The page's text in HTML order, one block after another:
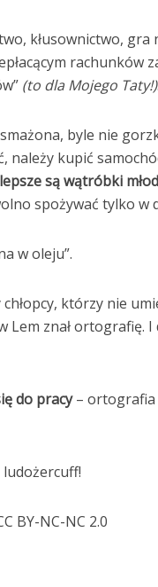
kłusownictwo,
rachunków
(to dla Mojego Taty!).
byle nie
należy kupić
są wątróbki
spożywać tylko w
w oleju”.
którzy nie
Lem znał ortografię.
do pracy– ortografia
ludożercuff!
BY-NC-NC 2.0